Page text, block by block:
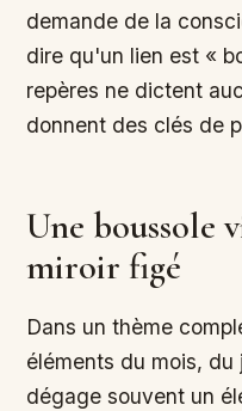
demande de la
dire qu'un lien est «
repères ne dictent
donnent des clés de
Une boussole
miroir figé
Dans un thème
éléments du mois,
dégage souvent un